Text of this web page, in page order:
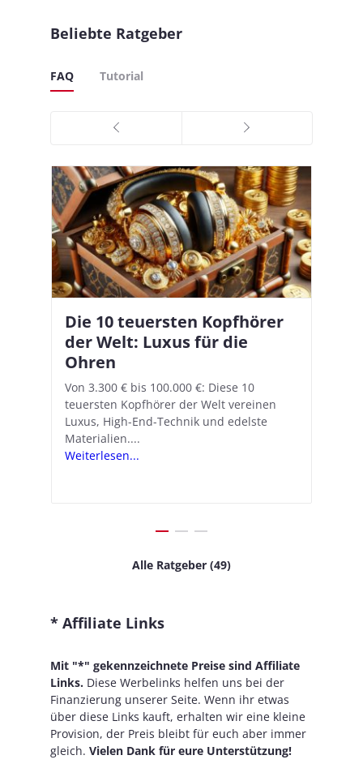
Beliebte Ratgeber
FAQ Tutorial
Die 10 teuersten Kopfhörer
der Welt: Luxus für die
Ohren
Von 3.300 € bis 100.000 €: Diese 10
teuersten Kopfhörer der Welt vereinen
Luxus, High-End-Technik und edelste
Materialien....
Weiterlesen...
Apple AirPods Pro 2 und iOS
18.1: So richtet ihr das neue
Hörgeräte-Feature ein
Mit iOS 18.1 und den AirPods Pro 2
verwandelt Apple seine In-Ear-Kopfhörer
in kostengünstige Hörhilfen. In wenigen
Schritten...
Weiterlesen...
Alle Ratgeber (49)
* Affiliate Links
Mit "*" gekennzeichnete Preise sind Affiliate
Links. Diese Werbelinks helfen uns bei der
Finanzierung unserer Seite. Wenn ihr etwas
über diese Links kauft, erhalten wir eine kleine
Provision, der Preis bleibt für euch aber immer
gleich. Vielen Dank für eure Unterstützung!